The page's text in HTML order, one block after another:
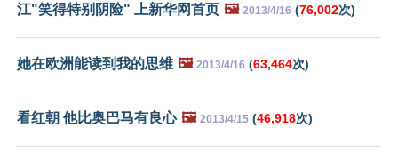
江"笑得特别阴险" 上新华网首页 🖼️ 2013/4/16 (76,002次)
她在欧洲能读到我的思维 🖼️ 2013/4/16 (63,464次)
看红朝 他比奥巴马有良心 🖼️ 2013/4/15 (46,918次)